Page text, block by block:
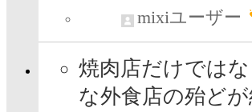
mixiユーザー
焼肉店だけでは
な外食店の殆ど